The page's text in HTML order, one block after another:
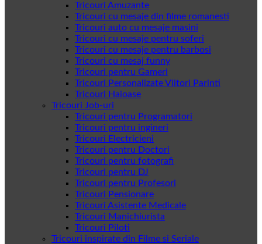
Tricouri Amuzante
Tricouri cu mesaje din filme romanesti
Tricouri auto cu mesaje masini
Tricouri cu mesaje pentru soferi
Tricouri cu mesaje pentru barbosi
Tricouri cu mesaj funny
Tricouri pentru Gameri
Tricouri Personalizate Viitori Parinti
Tricouri Haioase
Tricouri Job-uri
Tricouri pentru Programatori
Tricouri pentru ingineri
Tricouri Electricieni
Tricouri pentru Doctori
Tricouri pentru fotografi
Tricouri pentru DJ
Tricouri pentru Profesori
Tricouri Pensionare
Tricouri Asistente Medicale
Tricouri Manichiurista
Tricouri Piloti
Tricouri inspirate din Filme si Seriale